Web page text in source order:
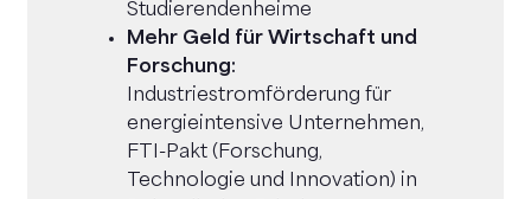
Studierendenheime
Mehr Geld für Wirtschaft und
Forschung:
Industriestromförderung für
energieintensive Unternehmen,
FTI-Pakt (Forschung,
Technologie und Innovation) in